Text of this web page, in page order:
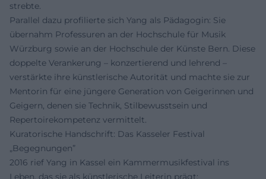
strebte.
Parallel dazu profilierte sich Yang als Pädagogin: Sie
übernahm Professuren an der Hochschule für Musik
Würzburg sowie an der Hochschule der Künste Bern. Diese
doppelte Verankerung – konzertierend und lehrend –
verstärkte ihre künstlerische Autorität und machte sie zur
Mentorin für eine jüngere Generation von Geigerinnen und
Geigern, denen sie Technik, Stilbewusstsein und
Repertoirekompetenz vermittelt.
Kuratorische Handschrift: Das Kasseler Festival
„Begegnungen”
2016 rief Yang in Kassel ein Kammermusikfestival ins
Leben, das sie als künstlerische Leiterin prägt: